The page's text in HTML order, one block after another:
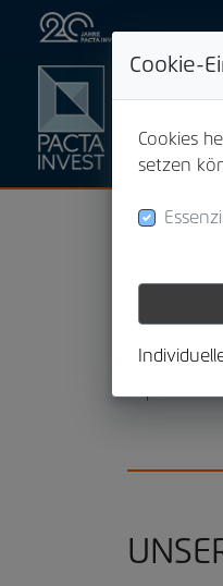
Seit 20
Cookie-
Cookies
setzen